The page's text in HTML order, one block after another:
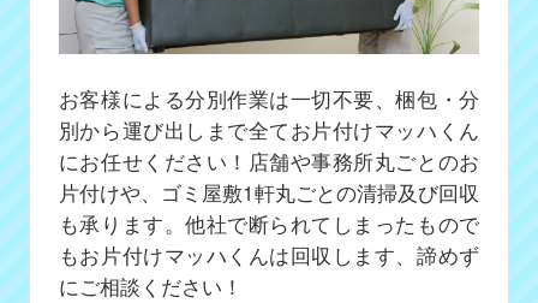
お客様による分別作業は一切不要、梱包・分
別から運び出しまで全てお片付けマッハくん
にお任せください！店舗や事務所丸ごとのお
片付けや、ゴミ屋敷1軒丸ごとの清掃及び回収
も承ります。他社で断られてしまったもので
もお片付けマッハくんは回収します、諦めず
にご相談ください！